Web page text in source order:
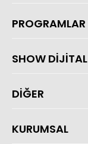
PROGRAMLAR
SHOW DİJİTAL
DİĞER
KURUMSAL